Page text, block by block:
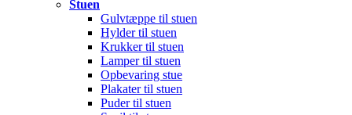
Stuen
Gulvtæppe til stuen
Hylder til stuen
Krukker til stuen
Lamper til stuen
Opbevaring stue
Plakater til stuen
Puder til stuen